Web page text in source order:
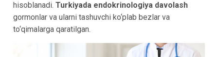
hisoblanadi. Turkiyada endokrinologiya davolash
gormonlar va ularni tashuvchi ko‘plab bezlar va
to‘qimalarga qaratilgan.